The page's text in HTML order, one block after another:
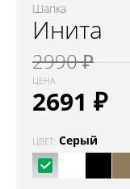
Шапка
Инита
2990 ₽
ЦЕНА
2691 ₽
ЦВЕТ: Серый